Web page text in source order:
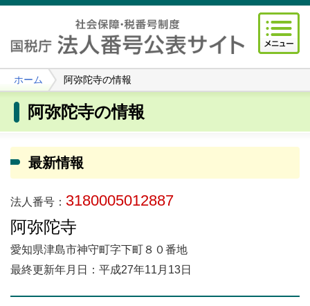
ホーム 阿弥陀寺の情報
阿弥陀寺の情報
最新情報
法人番号： 3180005012887
阿弥陀寺
愛知県津島市神守町字下町８０番地
最終更新年月日：平成27年11月13日